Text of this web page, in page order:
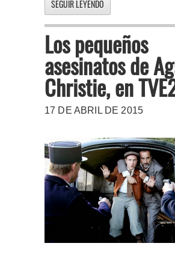
SEGUIR LEYENDO
Los pequeños
asesinatos de
Christie, en
17 DE ABRIL DE 2015